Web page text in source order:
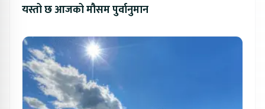
यस्तो छ आजको मौसम पुर्वानुमान